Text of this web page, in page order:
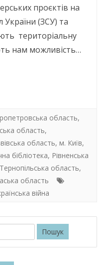
проєктів на
України (ЗСУ) та
територіальну
нам можливість…
область,
область,
область, м. Київ,
бібліотека, Рівненська
Тернопільська область,
область
війна